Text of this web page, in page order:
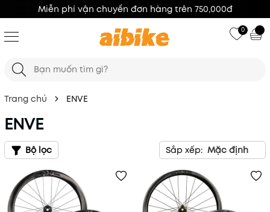
100% Hàng Chính Hãng
0
Trang chủ ENVE
ENVE
Bộ lọc Sắp xếp: Mặc định